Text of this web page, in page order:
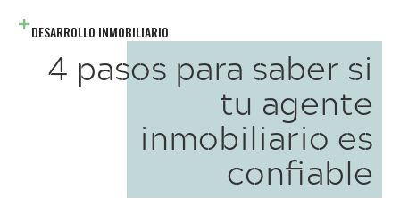
DESARROLLO INMOBILIARIO
4 pasos para saber si
tu agente
inmobiliario es
confiable